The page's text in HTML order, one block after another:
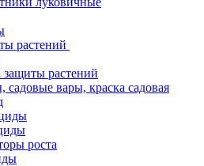
растений
защиты растений
садовые вары, краска садовая
роста